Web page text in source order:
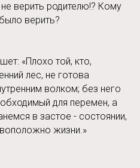
верить родителю!? Кому
верить?
«Плохо той, кто,
лес, не готова
волком; без него
для перемен, а
в застое - состоянии,
жизни.»